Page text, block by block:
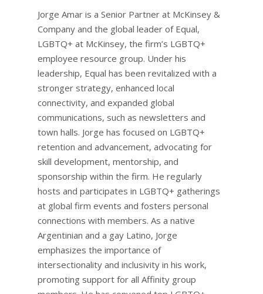
Jorge Amar is a Senior Partner at McKinsey &
Company and the global leader of Equal,
LGBTQ+ at McKinsey, the firm’s LGBTQ+
employee resource group. Under his
leadership, Equal has been revitalized with a
stronger strategy, enhanced local
connectivity, and expanded global
communications, such as newsletters and
town halls. Jorge has focused on LGBTQ+
retention and advancement, advocating for
skill development, mentorship, and
sponsorship within the firm. He regularly
hosts and participates in LGBTQ+ gatherings
at global firm events and fosters personal
connections with members. As a native
Argentinian and a gay Latino, Jorge
emphasizes the importance of
intersectionality and inclusivity in his work,
promoting support for all Affinity group